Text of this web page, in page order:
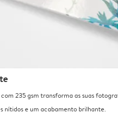
235 gsm transforma as suas
nítidos e um acabamento brilhante.